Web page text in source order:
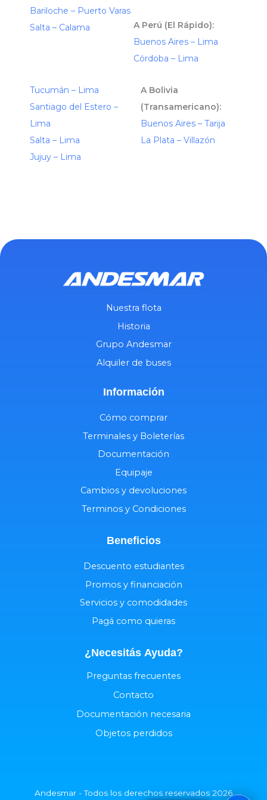
Bariloche – Puerto Varas
Salta – Calama
A Perú (El Rápido):
Buenos Aires – Lima
Córdoba – Lima
Tucumán – Lima
Santiago del Estero –
Lima
Salta – Lima
Jujuy – Lima
A Bolivia
(Transamericano):
Buenos Aires – Tarija
La Plata – Villazón
Nuestra flota
Historia
Grupo Andesmar
Alquiler de buses
Información
Cómo comprar
Terminales y Boleterías
Documentación
Equipaje
Cambios y devoluciones
Terminos y Condiciones
Beneficios
Descuento estudiantes
Promos y financiación
Servicios y comodidades
Pagá como quieras
¿Necesitás Ayuda?
Preguntas frecuentes
Contacto
Documentación necesaria
Objetos perdidos
Andesmar - Todos los derechos reservados 2026